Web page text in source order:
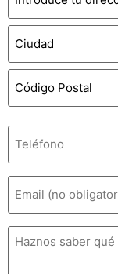
Teléfono
*
Email
Comentarios